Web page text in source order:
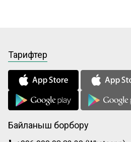
Тарифтер
Байланыш борбору